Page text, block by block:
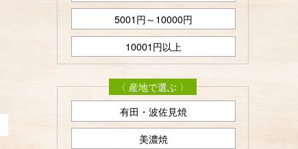
5001円～10000円
10001円以上
〈 産地で選ぶ 〉
有田・波佐見焼
美濃焼